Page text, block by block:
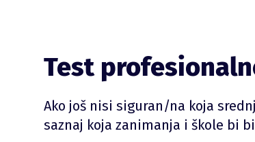
Test
Ako još nisi siguran/na koja
saznaj koja zanimanja i škole bi